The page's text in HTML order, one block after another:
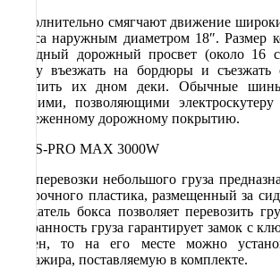
Дополнительно смягчают движение
колеса наружным диаметром 18″. Размер
солидный дорожный просвет (около 16
байку въезжать на бордюры и съезжать
зацепить их дном деки. Обычные
зимними, позволяющими электроскутеру
заснеженному дорожному покрытию.
Для перевозки небольшого груза
из прочного пластика, размещенный за
держатель бокса позволяет перевозить
Сохранность груза гарантирует замок с
нужен, то на его месте можно
пассажира, поставляемую в комплекте.